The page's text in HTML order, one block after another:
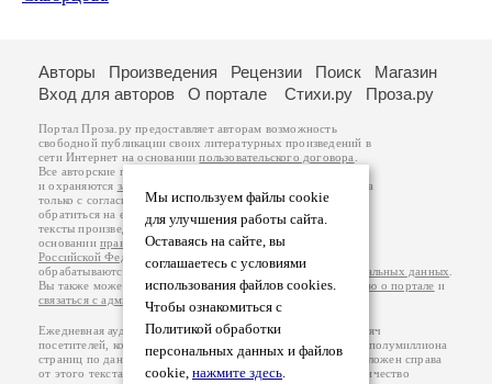
Мы используем файлы cookie
для улучшения работы сайта.
Оставаясь на сайте, вы
соглашаетесь с условиями
использования файлов cookies.
Чтобы ознакомиться с
Политикой обработки
персональных данных и файлов
cookie, нажмите здесь.
Авторы Произведения Рецензии Поиск
Магазин
Вход для авторов
О портале Стихи.ру Проза.ру
Портал Проза.ру предоставляет авторам возможность
свободной публикации своих литературных произведений в
сети Интернет на основаниипользовательского договора
Все авторские права на произведения принадлежат авторам
и охраняются законом
. Перепечатка произведений возможна
только с согласия его автора, к которому вы можете
обратиться на его авторской странице. Ответственность за
тексты произведений авторы несут самостоятельно на
основанииправил публикацииизаконодательства
Российской Федерации
обрабатываются на основанииПолитики обработки персональных данных
Вы также можете посмотреть более подробнуюинформацию о портале и
связаться с администрацией
Ежедневная аудитория портала Проза.ру – порядка 100 тысяч
посетителей, которые в общей сумме просматривают более полумиллиона
страниц по данным счетчика посещаемости, который расположен справа
от этого текста. В каждой графе указано по две цифры: количество